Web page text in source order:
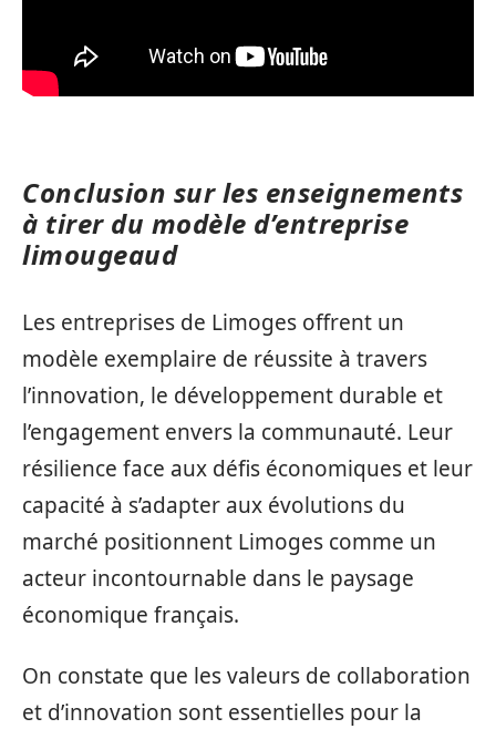
Conclusion sur les enseignements
à tirer du modèle d’entreprise
limougeaud
Les entreprises de Limoges offrent un
modèle exemplaire de réussite à travers
l’innovation, le développement durable et
l’engagement envers la communauté. Leur
résilience face aux défis économiques et leur
capacité à s’adapter aux évolutions du
marché positionnent Limoges comme un
acteur incontournable dans le paysage
économique français.
On constate que les valeurs de collaboration
et d’innovation sont essentielles pour la